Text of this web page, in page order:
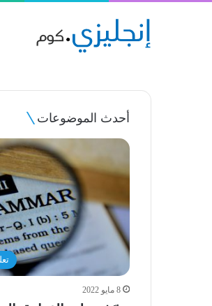
أحدث الموضوعات
8 مايو 2022